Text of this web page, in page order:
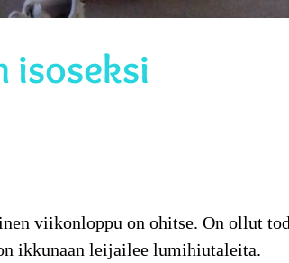
isoseksi
viikonloppu on ohitse. On ollut
ikkunaan leijailee lumihiutaleita.